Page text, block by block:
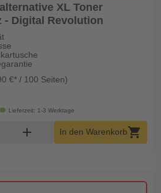
XL Toner
- Digital Revolution
€* / 100 Seiten)
Lieferzeit: 1-3 Werktage
Warenkorb Menge
add In den Warenkorbshopping_cart